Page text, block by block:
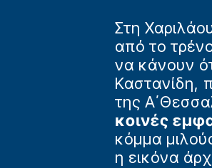
Στη
από το
να κάνουν
Καστανίδη,
της
κοινές
κόμμα
η εικόνα